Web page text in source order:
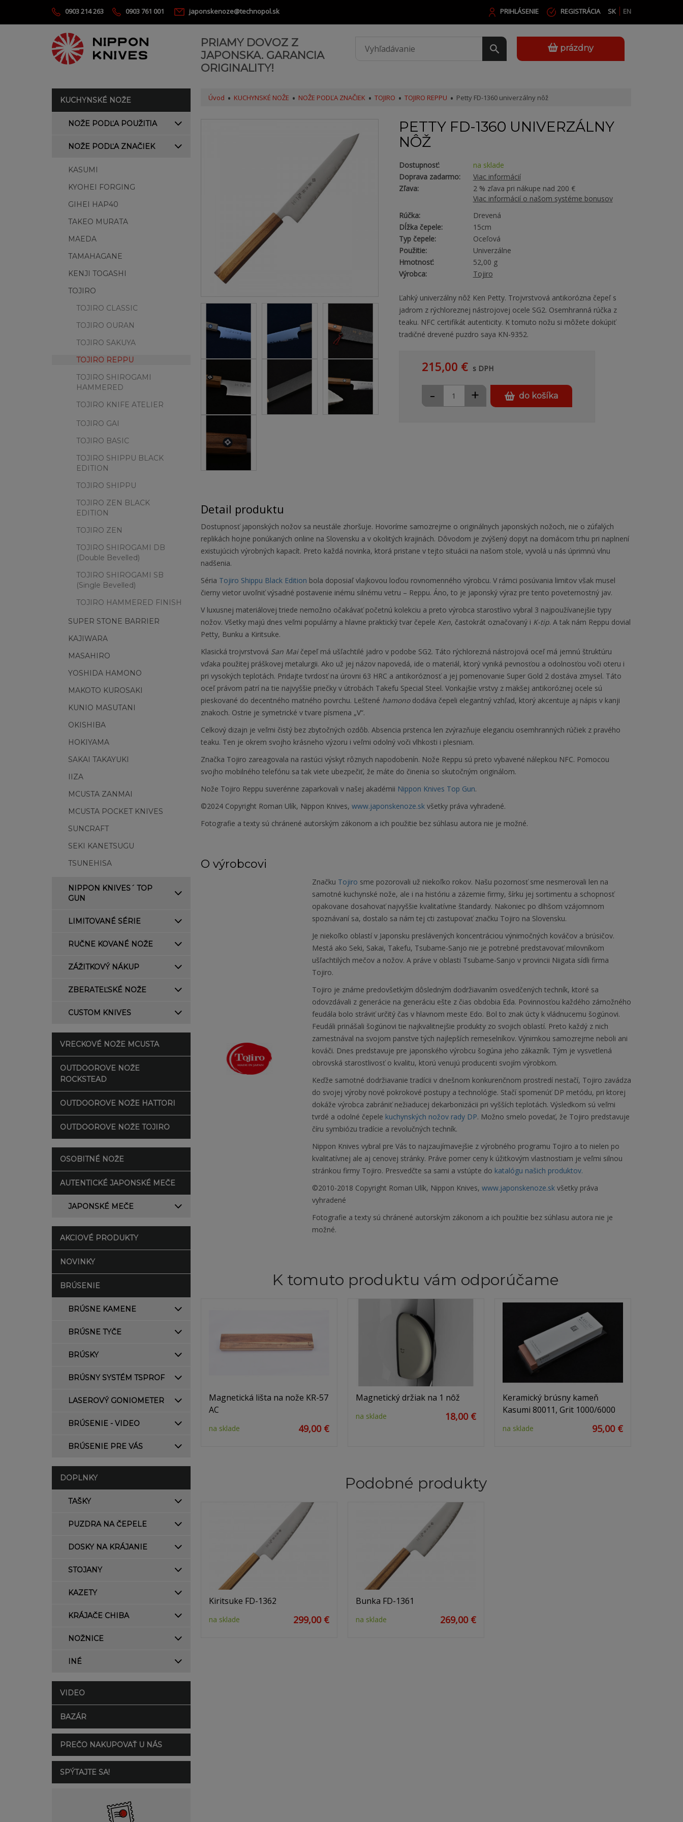
0903 214 263 0903 761 001 japonskenoze@technopol.sk SK EN
PRIHLÁSENIE REGISTRÁCIA
PRIAMY DOVOZ Z
JAPONSKA. GARANCIA
ORIGINALITY!
prázdny
KUCHYNSKÉ NOŽE
NOŽE PODĽA POUŽITIA
NOŽE PODĽA ZNAČIEK
KASUMI
KYOHEI FORGING
GIHEI HAP40
TAKEO MURATA
MAEDA
TAMAHAGANE
KENJI TOGASHI
TOJIRO
TOJIRO CLASSIC
TOJIRO OURAN
TOJIRO SAKUYA
TOJIRO REPPU
TOJIRO SHIROGAMI
HAMMERED
TOJIRO KNIFE ATELIER
TOJIRO GAI
TOJIRO BASIC
TOJIRO SHIPPU BLACK
EDITION
TOJIRO SHIPPU
TOJIRO ZEN BLACK
EDITION
TOJIRO ZEN
TOJIRO SHIROGAMI DB
(Double Bevelled)
TOJIRO SHIROGAMI SB
(Single Bevelled)
TOJIRO HAMMERED FINISH
SUPER STONE BARRIER
KAJIWARA
MASAHIRO
YOSHIDA HAMONO
MAKOTO KUROSAKI
KUNIO MASUTANI
OKISHIBA
HOKIYAMA
SAKAI TAKAYUKI
IIZA
MCUSTA ZANMAI
MCUSTA POCKET KNIVES
SUNCRAFT
SEKI KANETSUGU
TSUNEHISA
NIPPON KNIVES´ TOP
GUN
LIMITOVANÉ SÉRIE
RUČNE KOVANÉ NOŽE
ZÁŽITKOVÝ NÁKUP
ZBERATEĽSKÉ NOŽE
CUSTOM KNIVES
VRECKOVÉ NOŽE MCUSTA
OUTDOOROVE NOŽE
ROCKSTEAD
OUTDOOROVE NOŽE HATTORI
OUTDOOROVE NOŽE TOJIRO
OSOBITNÉ NOŽE
AUTENTICKÉ JAPONSKÉ MEČE
JAPONSKÉ MEČE
AKCIOVÉ PRODUKTY
NOVINKY
BRÚSENIE
BRÚSNE KAMENE
BRÚSNE TYČE
BRÚSKY
BRÚSNY SYSTÉM TSPROF
LASEROVÝ GONIOMETER
BRÚSENIE - VIDEO
BRÚSENIE PRE VÁS
DOPLNKY
TAŠKY
PUZDRA NA ČEPELE
DOSKY NA KRÁJANIE
STOJANY
KAZETY
KRÁJAČE CHIBA
NOŽNICE
INÉ
VIDEO
BAZÁR
PREČO NAKUPOVAŤ U NÁS
SPÝTAJTE SA!
Úvod KUCHYNSKÉ NOŽE NOŽE PODĽA ZNAČIEK TOJIRO TOJIRO REPPU Petty FD-1360 univerzálny nôž
PETTY FD-1360 UNIVERZÁLNY
NÔŽ
Dostupnosť:
na sklade
Doprava zadarmo:
Viac informácií
Zľava:
2 % zľava pri nákupe nad 200 €
Viac informácií o našom systéme bonusov
Rúčka:
Drevená
Dĺžka čepele:
15cm
Typ čepele:
Oceľová
Použitie:
Univerzálne
Hmotnosť:
52,00 g
Výrobca:
Tojiro
Ľahký univerzálny nôž Ken Petty. Trojvrstvová antikorózna čepeľ s
jadrom z rýchloreznej nástrojovej ocele SG2. Osemhranná rúčka z
teaku. NFC certifikát autenticity. K tomuto nožu si môžete dokúpiť
tradičné drevené puzdro saya KN-9352.
215,00 € s DPH
+
- do košíka
Detail produktu
Dostupnosť japonských nožov sa neustále zhoršuje. Hovoríme samozrejme o originálnych japonských nožoch, nie o zúfalých
replikách hojne ponúkaných online na Slovensku a v okolitých krajinách. Dôvodom je zvýšený dopyt na domácom trhu pri naplnení
existujúcich výrobných kapacít. Preto každá novinka, ktorá pristane v tejto situácii na našom stole, vyvolá u nás úprimnú vlnu
nadšenia.
Séria Tojiro Shippu Black Edition bola doposiaľ vlajkovou loďou rovnomenného výrobcu. V rámci posúvania limitov však musel
čierny vietor uvoľniť výsadné postavenie inému silnému vetru – Reppu. Áno, to je japonský výraz pre tento poveternostný jav.
V luxusnej materiálovej triede nemožno očakávať početnú kolekciu a preto výrobca starostlivo vybral 3 najpoužívanejšie typy
nožov. Všetky majú dnes veľmi populárny a hlavne praktický tvar čepele Ken, častokrát označovaný i K-tip. A tak nám Reppu dovial
Petty, Bunku a Kiritsuke.
Klasická trojvrstvová San Maičepeľ má ušľachtilé jadro v podobe SG2. Táto rýchlorezná nástrojová oceľ má jemnú štruktúru
vďaka použitej práškovej metalurgii. Ako už jej názov napovedá, ide o materiál, ktorý vyniká pevnosťou a odolnosťou voči oteru i
pri vysokých teplotách. Pridajte tvrdosť na úrovni 63 HRC a antikoróznosť a jej pomenovanie Super Gold 2 dostáva zmysel. Táto
oceľ právom patrí na tie najvyššie priečky v útrobách Takefu Special Steel. Vonkajšie vrstvy z mäkšej antikoróznej ocele sú
pieskované do decentného matného povrchu. Leštené hamonododáva čepeli elegantný vzhľad, ktorý akcentuje aj nápis v kanji
znakoch. Ostrie je symetrické v tvare písmena „V“.
Celkový dizajn je veľmi čistý bez zbytočných ozdôb. Absencia prstenca len zvýrazňuje eleganciu osemhranných rúčiek z pravého
teaku. Ten je okrem svojho krásneho výzoru i veľmi odolný voči vlhkosti i plesniam.
Značka Tojiro zareagovala na rastúci výskyt rôznych napodobenín. Nože Reppu sú preto vybavené nálepkou NFC. Pomocou
svojho mobilného telefónu sa tak viete ubezpečiť, že máte do činenia so skutočným originálom.
Nože Tojiro Reppu suverénne zaparkovali v našej akadémii Nippon Knives Top Gun.
©2024 Copyright Roman Ulík, Nippon Knives, www.japonskenoze.skvšetky práva vyhradené.
Fotografie a texty sú chránené autorským zákonom a ich použitie bez súhlasu autora nie je možné.
O výrobcovi
Značku Tojiro sme pozorovali už niekoľko rokov. Našu pozornosť sme nesmerovali len na
samotné kuchynské nože, ale i na históriu a zázemie firmy, šírku jej sortimentu a schopnosť
opakovane dosahovať najvyššie kvalitatívne štandardy. Nakoniec po dlhšom vzájomnom
spoznávaní sa, dostalo sa nám tej cti zastupovať značku Tojiro na Slovensku.
Je niekoľko oblastí v Japonsku preslávených koncentráciou výnimočných kováčov a brúsičov.
Mestá ako Seki, Sakai, Takefu, Tsubame-Sanjo nie je potrebné predstavovať milovníkom
ušľachtilých mečov a nožov. A práve v oblasti Tsubame-Sanjo v provincii Niigata sídli firma
Tojiro.
Tojiro je známe predovšetkým dôsledným dodržiavaním osvedčených techník, ktoré sa
odovzdávali z generácie na generáciu ešte z čias obdobia Eda. Povinnosťou každého zámožného
feudála bolo stráviť určitý čas v hlavnom meste Edo. Bol to znak úcty k vládnucemu šogúnovi.
Feudáli prinášali šogúnovi tie najkvalitnejšie produkty zo svojich oblastí. Preto každý z nich
zamestnával na svojom panstve tých najlepších remeselníkov. Výnimkou samozrejme neboli ani
kováči. Dnes predstavuje pre japonského výrobcu šogúna jeho zákazník. Tým je vysvetlená
obrovská starostlivosť o kvalitu, ktorú venujú producenti svojím výrobkom.
Keďže samotné dodržiavanie tradícii v dnešnom konkurenčnom prostredí nestačí, Tojiro zavádza
do svojej výroby nové pokrokové postupy a technológie. Stačí spomenúť DP metódu, pri ktorej
dokáže výrobca zabrániť nežiaducej dekarbonizácii pri vyšších teplotách. Výsledkom sú veľmi
tvrdé a odolné čepele kuchynských nožov rady DP. Možno smelo povedať, že Tojiro predstavuje
číru symbiózu tradície a revolučných techník.
Nippon Knives vybral pre Vás to najzaujímavejšie z výrobného programu Tojiro a to nielen po
kvalitatívnej ale aj cenovej stránky. Práve pomer ceny k úžitkovým vlastnostiam je veľmi silnou
stránkou firmy Tojiro. Presvedčte sa sami a vstúpte do katalógu našich produktov.
©2010-2018 Copyright Roman Ulík, Nippon Knives, www.japonskenoze.skvšetky práva
vyhradené
Fotografie a texty sú chránené autorským zákonom a ich použitie bez súhlasu autora nie je
možné.
K tomuto produktu vám odporúčame
Magnetická lišta na nože KR-57
AC
na sklade 49,00 €
Magnetický držiak na 1 nôž
na sklade 18,00 €
Keramický brúsny kameň
Kasumi 80011, Grit 1000/6000
na sklade 95,00 €
Podobné produkty
Kiritsuke FD-1362
na sklade 299,00 €
Bunka FD-1361
na sklade 269,00 €